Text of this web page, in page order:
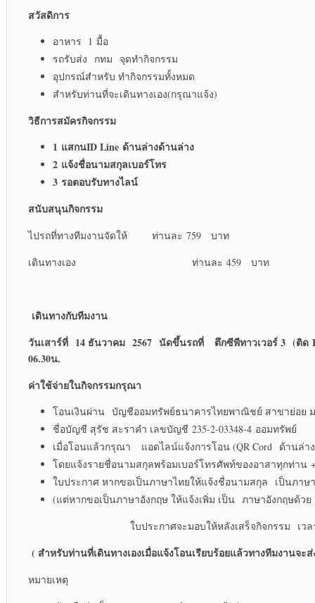
สวัสดิการ
อาหาร 1 มื้อ
รถรับส่ง กทม จุดทำกิจกรรม
อุปกรณ์สำหรับ ทำกิจกรรมทั้งหมด
สำหรับท่านที่จะเดินทางเอง(กรุณาแจ้ง)
วิธีการสมัครกิจกรรม
1 แสกนID Line ด้านล่างด้านล่าง
2 แจ้งชื่อนามสกุลเบอร์โทร
3 รอตอบรับทางไลน์
สนับสนุนกิจกรรม
ไปรถที่ทางทีมงานจัดให้ ท่านละ 759 บาท
เดินทางเอง ท่านละ 459 บาท
เดินทางกับทีมงาน
วันเสาร์ที่ 14 ธันวาคม 2567 นัดขึ้นรถที่ตึกซีพีทาวเวอร์ 3 (ติด
06.30น.
ค่าใช้จ่ายในกิจกรรมกรุณา
โอนเงินผ่าน บัญชีออมทรัพย์ธนาคารไทยพาณิชย์ สาขาย่อย
ชื่อบัญชี สุรัช สะราคำ เลขบัญชี 235-2-03348-4 ออมทรัพย์
เมื่อโอนแล้วกรุณา แอดไลน์แจ้งการโอน (QR Cord ด้านล่า
โดยแจ้งรายชื่อนามสกุลพร้อมเบอร์โทรศัพท์ของอาสาทุกท่าน
ใบประกาศ หากขอเป็นภาษาไทยให้แจ้งชื่อนามสกุล เป็นภาษ
(แต่หากขอเป็นภาษาอังกฤษ ให้แจ้งเพิ่ม เป็น ภาษาอังกฤษด้วย
ใบประกาศจะมอบให้หลังเสร็จกิจกรรม เวลา
( สำหรับท่านที่เดินทางเองเมื่อแจ้งโอนเรียบร้อยแล้วทางทีมงานจะ
หมายเหตุ